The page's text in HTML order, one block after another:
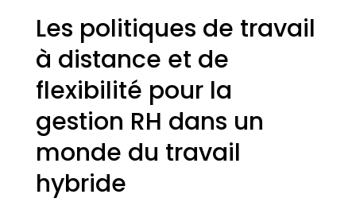
Les politiques de travail
à distance et de
flexibilité pour la
gestion RH dans un
monde du travail
hybride